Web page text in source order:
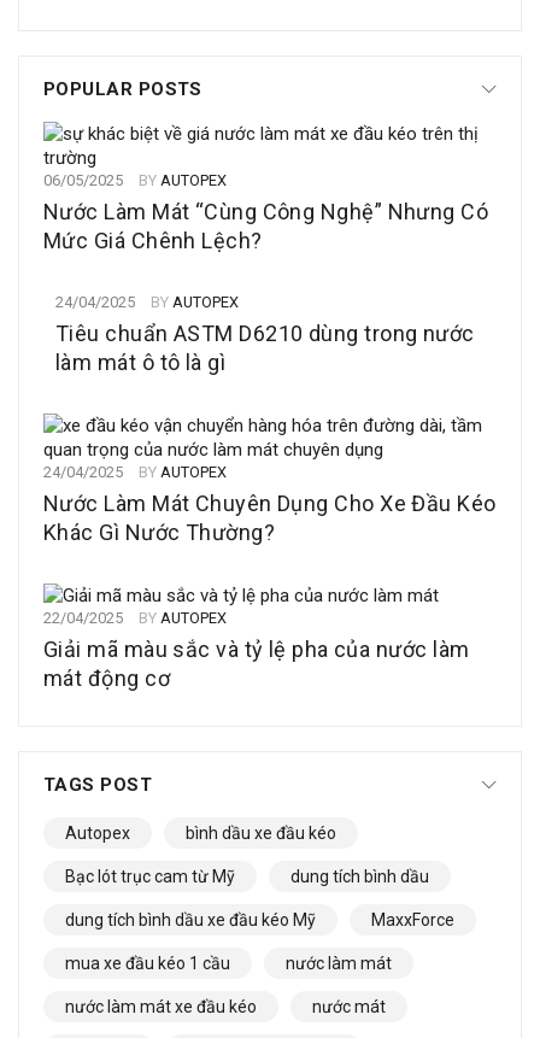
POPULAR POSTS
06/05/2025 BY AUTOPEX
Nước Làm Mát “Cùng Công Nghệ” Nhưng Có
Mức Giá Chênh Lệch?
24/04/2025 BY AUTOPEX
Tiêu chuẩn ASTM D6210 dùng trong nước
làm mát ô tô là gì
24/04/2025 BY AUTOPEX
Nước Làm Mát Chuyên Dụng Cho Xe Đầu Kéo
Khác Gì Nước Thường?
22/04/2025 BY AUTOPEX
Giải mã màu sắc và tỷ lệ pha của nước làm
mát động cơ
TAGS POST
Autopex bình dầu xe đầu kéo
Bạc lót trục cam từ Mỹ dung tích bình dầu
dung tích bình dầu xe đầu kéo Mỹ MaxxForce
mua xe đầu kéo 1 cầu nước làm mát
nước làm mát xe đầu kéo nước mát